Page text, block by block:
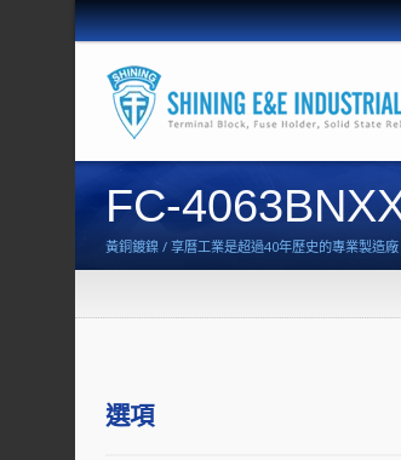
FC-
黃銅鍍鎳 / 享曆工業是超過40年歷史的專業製造
選項